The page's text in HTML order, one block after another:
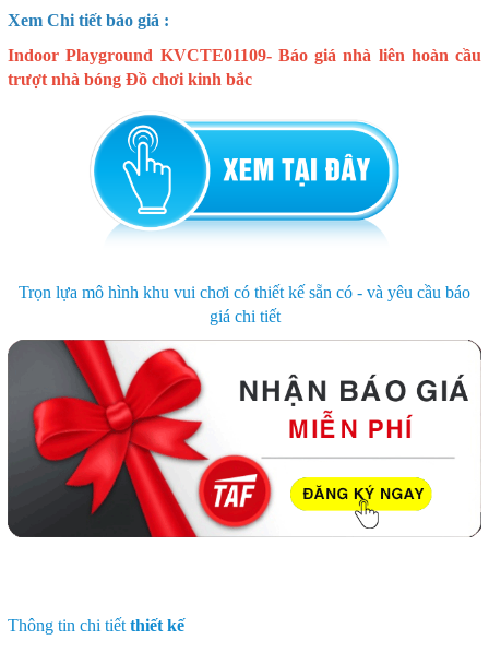
Xem Chi tiết báo giá :
Indoor Playground KVCTE01109- Báo giá nhà liên hoàn cầu
trượt nhà bóng Đồ chơi kinh bắc
Trọn lựa mô hình khu vui chơi có thiết kế sẵn có - và yêu cầu báo
giá chi tiết
Thông tin chi tiết thiết kế